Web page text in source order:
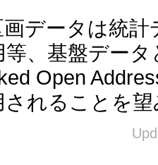
データは統
等、基盤デー
Open
されることを